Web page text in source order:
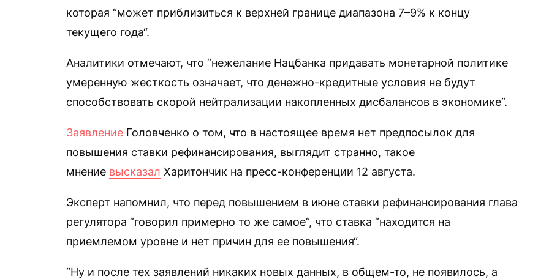
которая “может приблизиться к верхней границе диапазона 7–9% к концу
текущего года“.
Аналитики отмечают, что “нежелание Нацбанка придавать монетарной политике
умеренную жесткость означает, что денежно-кредитные условия не будут
способствовать скорой нейтрализации накопленных дисбалансов в экономике“.
Заявление Головченко о том, что в настоящее время нет предпосылок для
повышения ставки рефинансирования, выглядит странно, такое
мнение высказал Харитончик на пресс-конференции 12 августа.
Эксперт напомнил, что перед повышением в июне ставки рефинансирования глава
регулятора “говорил примерно то же самое“, что ставка “находится на
приемлемом уровне и нет причин для ее повышения“.
“Ну и после тех заявлений никаких новых данных, в общем-то, не появилось, а